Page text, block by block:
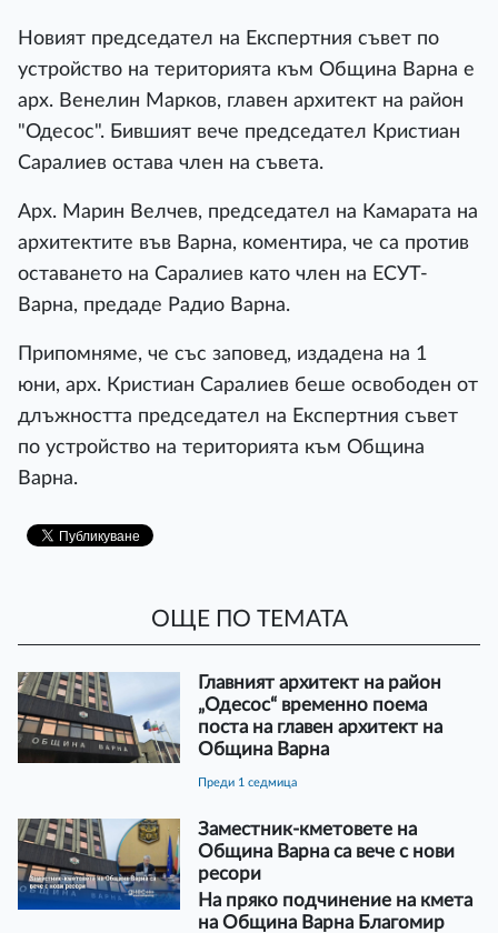
Новият председател на Експертния съвет по
устройство на територията към Община Варна е
арх. Венелин Марков, главен архитект на район
"Одесос". Бившият вече председател Кристиан
Саралиев остава член на съвета.
Арх. Марин Велчев, председател на Камарата на
архитектите във Варна, коментира, че са против
оставането на Саралиев като член на ЕСУТ-
Варна, предаде Радио Варна.
Припомняме, че със заповед, издадена на 1
юни, арх. Кристиан Саралиев беше освободен от
длъжността председател на Експертния съвет
по устройство на територията към Община
Варна.
ОЩЕ ПО ТЕМАТА
Главният архитект на район
„Одесос“ временно поема
поста на главен архитект на
Община Варна
преди 1 седмица
Заместник-кметовете на
Община Варна са вече с нови
ресори
На пряко подчинение на кмета
на Община Варна Благомир